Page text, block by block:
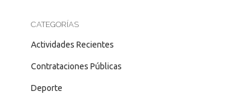
CATEGORÍAS
Actividades Recientes
Contrataciones Públicas
Deporte